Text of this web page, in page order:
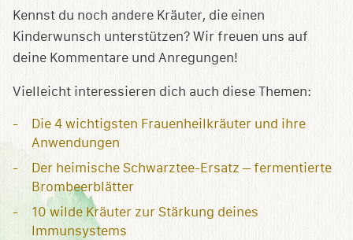
Kennst du noch andere Kräuter, die einen
Kinderwunsch unterstützen? Wir freuen uns auf
deine Kommentare und Anregungen!
Vielleicht interessieren dich auch diese Themen:
Die 4 wichtigsten Frauenheilkräuter und ihre
Anwendungen
Der heimische Schwarztee-Ersatz – fermentierte
Brombeerblätter
10 wilde Kräuter zur Stärkung deines
Immunsystems